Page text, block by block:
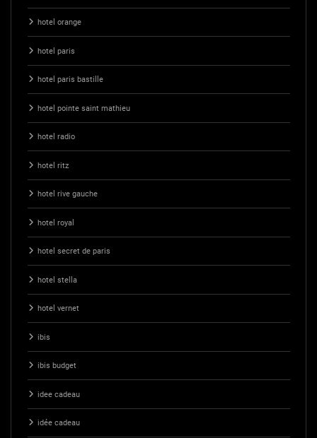
hotel orange
hotel paris
hotel paris bastille
hotel pointe saint mathieu
hotel radio
hotel ritz
hotel rive gauche
hotel royal
hotel secret de paris
hotel stella
hotel vernet
ibis
ibis budget
idee cadeau
idée cadeau